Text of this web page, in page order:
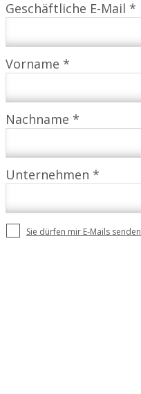
Geschäftliche E-Mail *
Vorname *
Nachname *
Unternehmen *
Sie dürfen mir E-Mails senden